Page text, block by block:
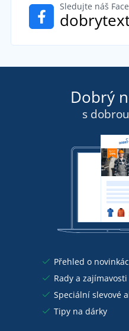
Sledujte náš
Dobrý
s
Přehled o
Rady a
Speciální slevové
Tipy na dárky